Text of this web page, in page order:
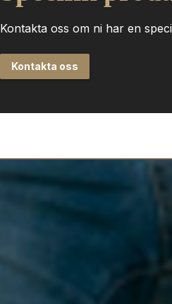
Kontakta oss om ni har en
Kontakta oss